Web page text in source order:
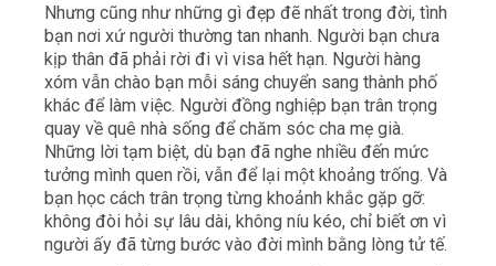
Nhưng cũng như những gì đẹp đẽ nhất trong đời, tình
bạn nơi xứ người thường tan nhanh. Người bạn chưa
kịp thân đã phải rời đi vì visa hết hạn. Người hàng
xóm vẫn chào bạn mỗi sáng chuyển sang thành phố
khác để làm việc. Người đồng nghiệp bạn trân trọng
quay về quê nhà sống để chăm sóc cha mẹ già.
Những lời tạm biệt, dù bạn đã nghe nhiều đến mức
tưởng mình quen rồi, vẫn để lại một khoảng trống. Và
bạn học cách trân trọng từng khoảnh khắc gặp gỡ:
không đòi hỏi sự lâu dài, không níu kéo, chỉ biết ơn vì
người ấy đã từng bước vào đời mình bằng lòng tử tế.